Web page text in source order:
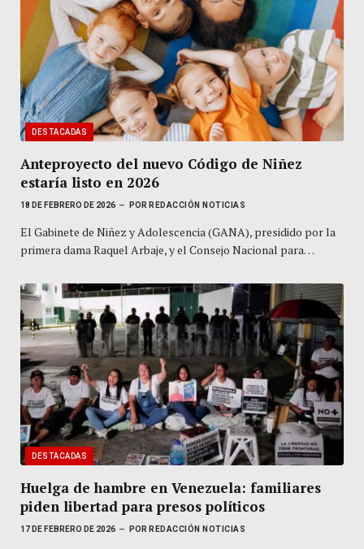
DESTACADAS
Anteproyecto del nuevo Código de Niñez
estaría listo en 2026
18 DE FEBRERO DE 2026 POR REDACCIÓN NOTICIAS
El Gabinete de Niñez y Adolescencia (GANA), presidido por la
primera dama Raquel Arbaje, y el Consejo Nacional para…
DESTACADAS
Huelga de hambre en Venezuela: familiares
piden libertad para presos políticos
17 DE FEBRERO DE 2026 POR REDACCIÓN NOTICIAS